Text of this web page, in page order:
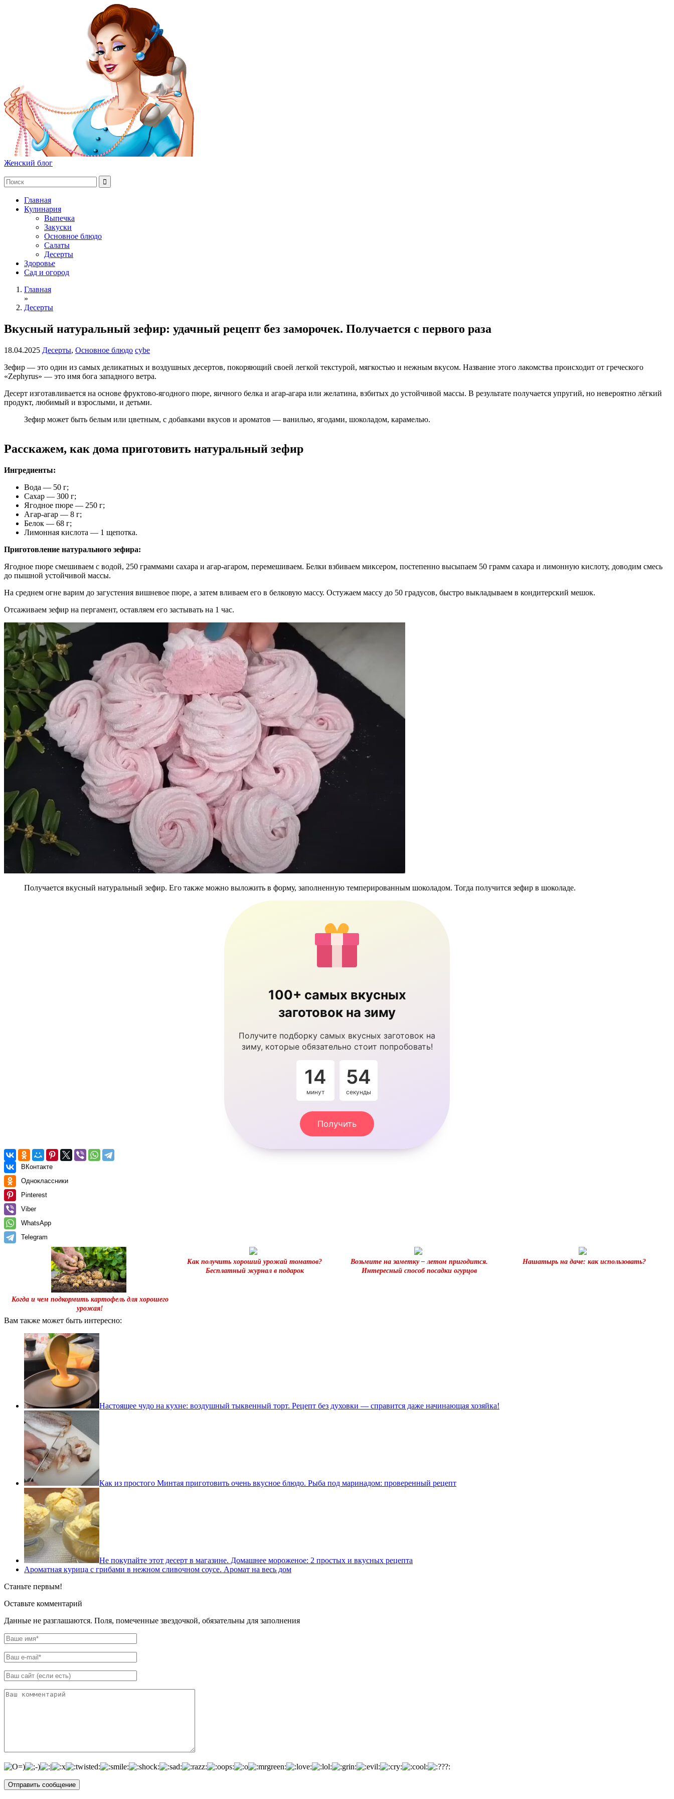
Женский блог
Главная
Кулинария
Выпечка
Закуски
Основное блюдо
Салаты
Десерты
Здоровье
Сад и огород
Главная
»
Десерты
Вкусный натуральный зефир: удачный рецепт без заморочек. Получается с первого раза
18.04.2025 Десерты, Основное блюдо cybe
Зефир — это один из самых деликатных и воздушных десертов, покоряющий своей легкой текстурой, мягкостью и нежным вкусом. Название этого лакомства происходит от греческого
«Zephyrus» — это имя бога западного ветра.
Десерт изготавливается на основе фруктово-ягодного пюре, яичного белка и агар-агара или желатина, взбитых до устойчивой массы. В результате получается упругий, но невероятно лёгкий
продукт, любимый и взрослыми, и детьми.
Зефир может быть белым или цветным, с добавками вкусов и ароматов — ванилью, ягодами, шоколадом, карамелью.
Расскажем, как дома приготовить натуральный зефир
Ингредиенты:
Вода — 50 г;
Сахар — 300 г;
Ягодное пюре — 250 г;
Агар-агар — 8 г;
Белок — 68 г;
Лимонная кислота — 1 щепотка.
Приготовление натурального зефира:
Ягодное пюре смешиваем с водой, 250 граммами сахара и агар-агаром, перемешиваем. Белки взбиваем миксером, постепенно высыпаем 50 грамм сахара и лимонную кислоту, доводим смесь
до пышной устойчивой массы.
На среднем огне варим до загустения вишневое пюре, а затем вливаем его в белковую массу. Остужаем массу до 50 градусов, быстро выкладываем в кондитерский мешок.
Отсаживаем зефир на пергамент, оставляем его застывать на 1 час.
Получается вкусный натуральный зефир. Его также можно выложить в форму, заполненную темперированным шоколадом. Тогда получится зефир в шоколаде.
100+ самых вкусных
заготовок на зиму
Получите подборку самых вкусных заготовок на
зиму, которые обязательно стоит попробовать!
14
минут
53
секунды
Получить
ВКонтакте
Одноклассники
Pinterest
Viber
WhatsApp
Telegram
Когда и чем подкормить картофель для хорошего
урожая!
Как получить хороший урожай томатов?
Бесплатный журнал в подарок
Возьмите на заметку – летом пригодится.
Интересный способ посадки огурцов
Нашатырь на даче: как использовать?
Вам также может быть интересно:
Настоящее чудо на кухне: воздушный тыквенный торт. Рецепт без духовки — справится даже начинающая хозяйка!
Как из простого Минтая приготовить очень вкусное блюдо. Рыба под маринадом: проверенный рецепт
Не покупайте этот десерт в магазине. Домашнее мороженое: 2 простых и вкусных рецепта
Ароматная курица с грибами в нежном сливочном соусе. Аромат на весь дом
Станьте первым!
Оставьте комментарий
Данные не разглашаются. Поля, помеченные звездочкой, обязательны для заполнения